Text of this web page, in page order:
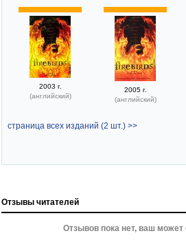
2003 г.
(английский)
2005 г.
(английский)
страница всех изданий (2 шт.) >>
Отзывы читателей
Отзывов пока нет, ваш может